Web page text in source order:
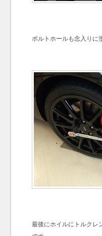
ボルトホールも念入りに
最後にホイルにトルクレ